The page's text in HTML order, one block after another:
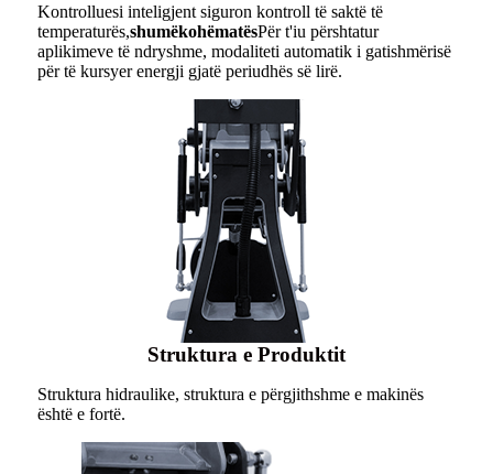
Kontrolluesi inteligjent siguron kontroll të saktë të
temperaturës,shumëkohëmatësPër t'iu përshtatur
aplikimeve të ndryshme, modaliteti automatik i gatishmërisë
për të kursyer energji gjatë periudhës së lirë.
Struktura e Produktit
Struktura hidraulike, struktura e përgjithshme e makinës
është e fortë.